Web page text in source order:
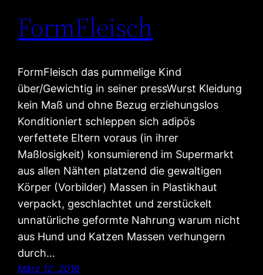
FormFleisch
FormFleisch das pummelige Kind
über/Gewichtig in seiner pressWurst Kleidung
kein Maß und ohne Bezug erziehungslos
Konditioniert schleppen sich adipös
verfettete Eltern voraus (in ihrer
Maßlosigkeit) konsumierend im Supermarkt
aus allen Nähten platzend die gewaltigen
Körper (Vorbilder) Massen in Plastikhaut
verpackt, geschlachtet und zerstückelt
unnatürliche geformte Nahrung warum nicht
aus Hund und Katzen Massen verhungern
durch…
März 12, 2016